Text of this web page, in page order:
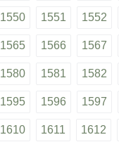
1550 1551 1552
1565 1566 1567
1580 1581 1582
1595 1596 1597
1610 1611 1612